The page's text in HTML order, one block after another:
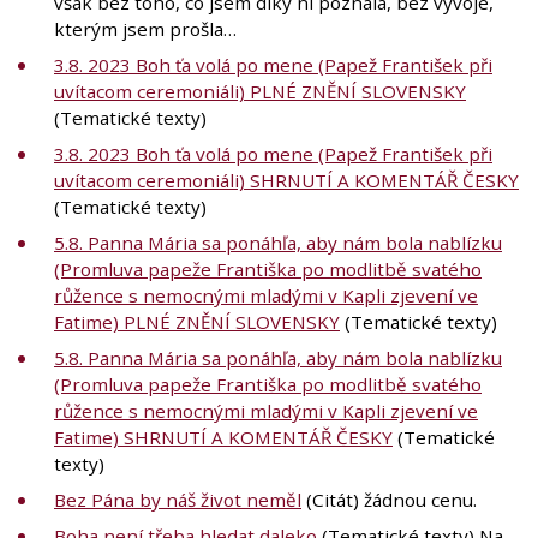
kterým jsem prošla…
3.8. 2023 Boh ťa volá po mene (Papež František při
uvítacom ceremoniáli) PLNÉ ZNĚNÍ SLOVENSKY
(Tematické texty)
3.8. 2023 Boh ťa volá po mene (Papež František při
uvítacom ceremoniáli) SHRNUTÍ A KOMENTÁŘ ČESKY
(Tematické texty)
5.8. Panna Mária sa ponáhľa, aby nám bola nablízku
(Promluva papeže Františka po modlitbě svatého
růžence s nemocnými mladými v Kapli zjevení ve
Fatime) PLNÉ ZNĚNÍ SLOVENSKY (Tematické texty)
5.8. Panna Mária sa ponáhľa, aby nám bola nablízku
(Promluva papeže Františka po modlitbě svatého
růžence s nemocnými mladými v Kapli zjevení ve
Fatime) SHRNUTÍ A KOMENTÁŘ ČESKY (Tematické
texty)
Bez Pána by náš život neměl (Citát) žádnou cenu.